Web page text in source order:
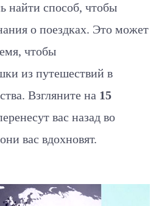
найти способ, чтобы
о поездках. Это может
чтобы
из путешествий в
Взгляните на 15
вас назад во
вас вдохновят.